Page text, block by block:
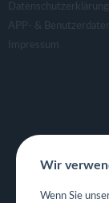
Datenschutzerklärung
APP- &
Impressum
Wir
Wenn Sie